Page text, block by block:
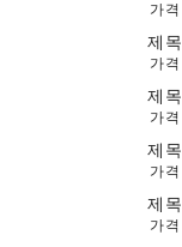
가격
제목
가격
제목
가격
제목
가격
제목
가격